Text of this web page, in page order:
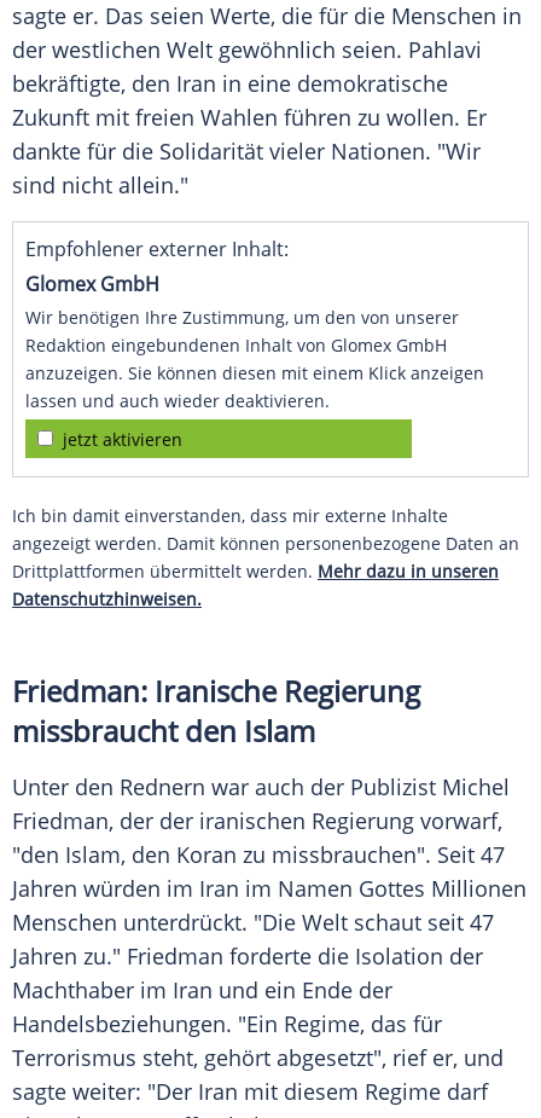
sagte er. Das seien Werte, die für die Menschen in
der westlichen Welt gewöhnlich seien. Pahlavi
bekräftigte, den Iran in eine demokratische
Zukunft mit freien Wahlen führen zu wollen. Er
dankte für die Solidarität vieler Nationen. "Wir
sind nicht allein."
Empfohlener externer Inhalt:
Glomex GmbH
Wir benötigen Ihre Zustimmung, um den von unserer
Redaktion eingebundenen Inhalt von Glomex GmbH
anzuzeigen. Sie können diesen mit einem Klick anzeigen
lassen und auch wieder deaktivieren.
jetzt aktivieren
Ich bin damit einverstanden, dass mir externe Inhalte
angezeigt werden. Damit können personenbezogene Daten an
Drittplattformen übermittelt werden. Mehr dazu in unseren
Datenschutzhinweisen.
Friedman: Iranische Regierung
missbraucht den Islam
Unter den Rednern war auch der Publizist Michel
Friedman, der der iranischen Regierung vorwarf,
"den Islam, den Koran zu missbrauchen". Seit 47
Jahren würden im Iran im Namen Gottes Millionen
Menschen unterdrückt. "Die Welt schaut seit 47
Jahren zu." Friedman forderte die Isolation der
Machthaber im Iran und ein Ende der
Handelsbeziehungen. "Ein Regime, das für
Terrorismus steht, gehört abgesetzt", rief er, und
sagte weiter: "Der Iran mit diesem Regime darf